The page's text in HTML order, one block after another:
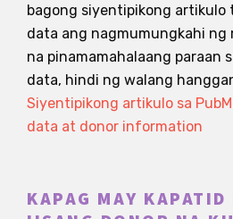
bagong siyentipikong artikulo
data ang nagmumungkahi ng
na pinamamahalaang paraan
data, hindi ng walang
Siyentipikong artikulo sa
data at donor information
KAPAG MAY